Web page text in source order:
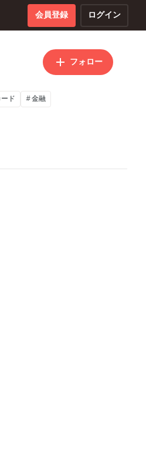
会員登録 ログイン
フォロー
ド 金融